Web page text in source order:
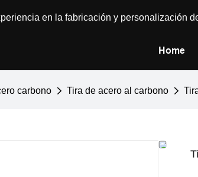
en la fabricación y personalización
Home
carbono Tira de acero al carbono